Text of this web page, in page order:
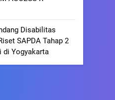
Disabilitas
SAPDA Tahap 2
di Yogyakarta